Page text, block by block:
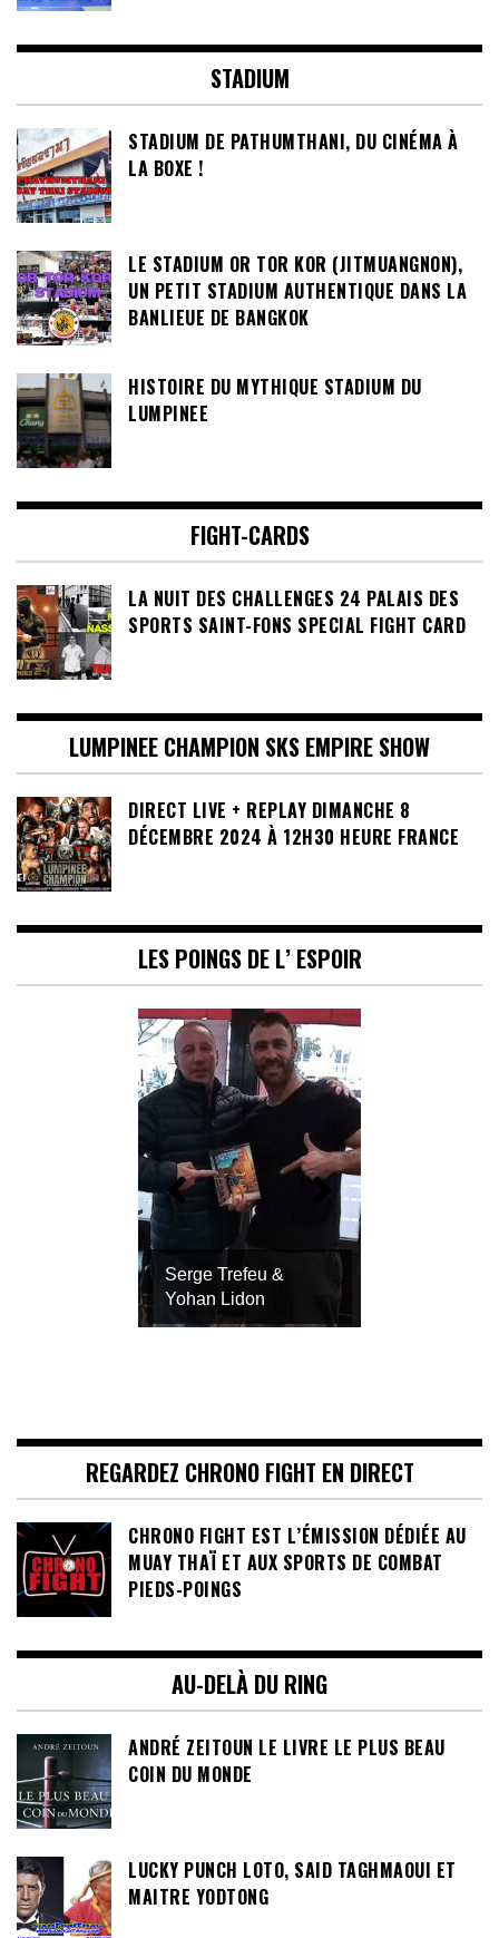
STADIUM
STADIUM DE PATHUMTHANI, DU CINÉMA À
LA BOXE !
LE STADIUM OR TOR KOR (JITMUANGNON),
UN PETIT STADIUM AUTHENTIQUE DANS LA
BANLIEUE DE BANGKOK
HISTOIRE DU MYTHIQUE STADIUM DU
LUMPINEE
FIGHT-CARDS
LA NUIT DES CHALLENGES 24 PALAIS DES
SPORTS SAINT-FONS SPECIAL FIGHT CARD
LUMPINEE CHAMPION SKS EMPIRE SHOW
DIRECT LIVE + REPLAY DIMANCHE 8
DÉCEMBRE 2024 À 12H30 HEURE FRANCE
LES POINGS DE L’ ESPOIR
Serge Trefeu &
Yohan Lidon
REGARDEZ CHRONO FIGHT EN DIRECT
CHRONO FIGHT EST L’ÉMISSION DÉDIÉE AU
MUAY THAÏ ET AUX SPORTS DE COMBAT
PIEDS-POINGS
AU-DELÀ DU RING
ANDRÉ ZEITOUN LE LIVRE LE PLUS BEAU
COIN DU MONDE
LUCKY PUNCH LOTO, SAID TAGHMAOUI ET
MAITRE YODTONG